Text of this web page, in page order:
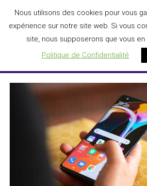
DIGIT'AGILE®
L'IA au service de la transformation
Nous utilisons des cookies pour vous
expérience sur notre site web. Si vous
site, nous supposerons que vous
Politique de Confidentialité